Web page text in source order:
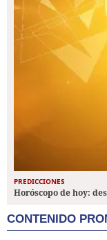
PREDICCIONES
Horóscopo de hoy:
CONTENIDO